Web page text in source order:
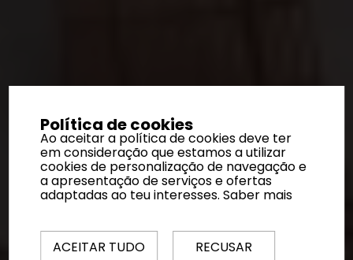
Política de cookies
Ao aceitar a política de cookies deve ter
em consideração que estamos a utilizar
cookies de personalização de navegação e
a apresentação de serviços e ofertas
adaptadas ao teu interesses.Saber mais
ACEITAR TUDO RECUSAR